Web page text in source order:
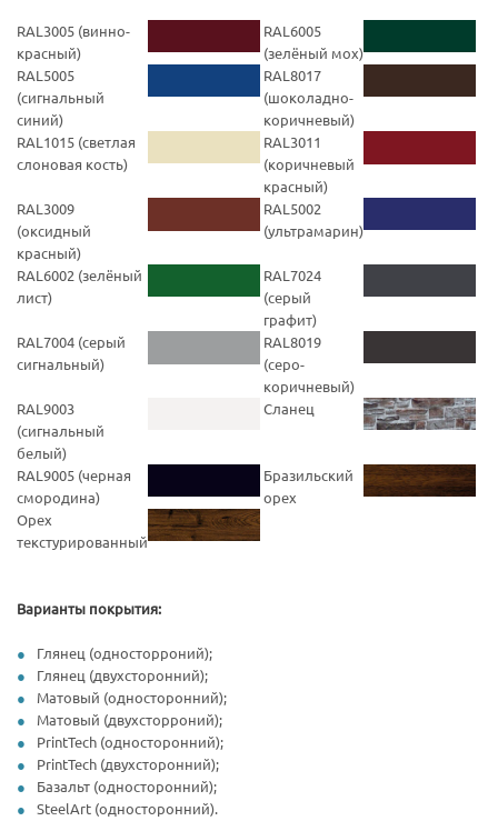
RAL3005 (винно-
красный)
RAL6005
(зелёный мох)
RAL5005
(cигнальный
синий)
RAL8017
(шоколадно-
коричневый)
RAL1015 (светлая
слоновая кость)
RAL3011
(коричневый
красный)
RAL3009
(оксидный
красный)
RAL5002
(ультрамарин)
RAL6002 (зелёный
лист)
RAL7024
(серый
графит)
RAL7004 (серый
сигнальный)
RAL8019
(серо-
коричневый)
RAL9003
(cигнальный
белый)
Сланец
RAL9005 (черная
смородина)
Бразильский
орех
Орех
текстурированный
Варианты покрытия:
Глянец (односторроний);
Глянец (двухсторонний);
Матовый (односторонний);
Матовый (двухсторроний);
PrintTech (односторонний);
PrintTech (двухсторонний);
Базальт (односторонний);
SteelArt (односторонний).